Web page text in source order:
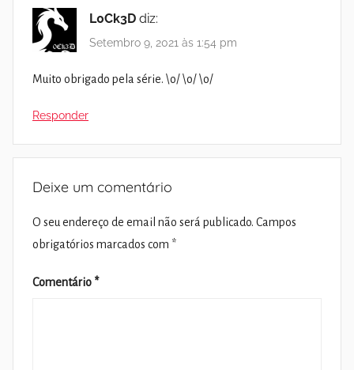
L0Ck3D diz:
Setembro 9, 2021 às 1:54 pm
Muito obrigado pela série. \o/ \o/ \o/
Responder
Deixe um comentário
O seu endereço de email não será publicado. Campos
obrigatórios marcados com *
Comentário *